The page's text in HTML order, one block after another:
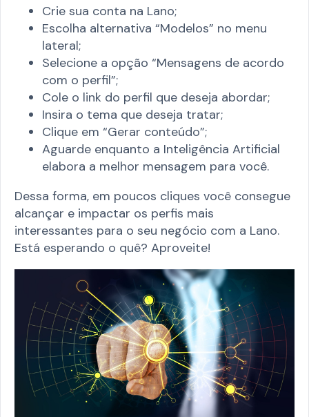
Crie sua conta na Lano;
Escolha alternativa “Modelos” no menu
lateral;
Selecione a opção “Mensagens de acordo
com o perfil”;
Cole o link do perfil que deseja abordar;
Insira o tema que deseja tratar;
Clique em “Gerar conteúdo”;
Aguarde enquanto a Inteligência Artificial
elabora a melhor mensagem para você.
Dessa forma, em poucos cliques você consegue
alcançar e impactar os perfis mais
interessantes para o seu negócio com a Lano.
Está esperando o quê? Aproveite!